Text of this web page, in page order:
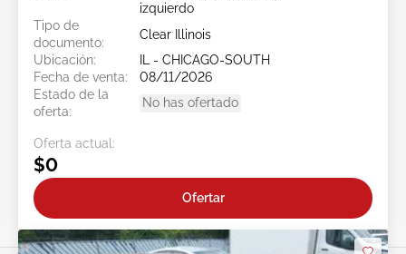
izquierdo
Tipo de
documento:
Clear Illinois
Ubicación:
IL - CHICAGO-SOUTH
Fecha de venta:
08/11/2026
Estado de la
oferta:
No has ofertado
Oferta actual:
$0
Ofertar